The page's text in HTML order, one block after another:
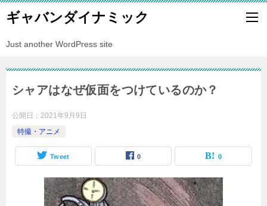
ギャバンダイナミック
Just another WordPress site
シャアはなぜ仮面をつけているのか？
公開日： 2021年9月9日
特撮・アニメ
Tweet 0 0